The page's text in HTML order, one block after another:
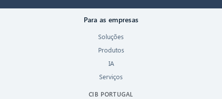
Para as empresas
Soluções
Produtos
IA
Serviços
CIB PORTUGAL